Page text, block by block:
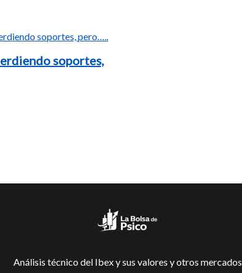
soportes,
Análisis técnico del Ibex y sus valores y otros mercados